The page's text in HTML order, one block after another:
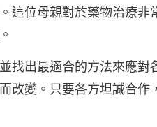
這位母親對於藥物治療非
找出最適合的方法來應對
改變。只要各方坦誠合作